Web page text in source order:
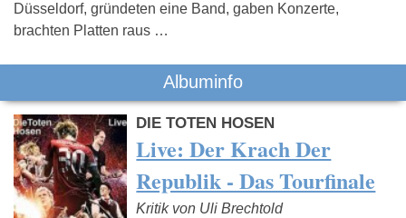
Düsseldorf, gründeten eine Band, gaben Konzerte,
brachten Platten raus …
Albuminfo
DIE TOTEN HOSEN
Live: Der Krach Der
Republik - Das Tourfinale
Kritik von Uli Brechtold